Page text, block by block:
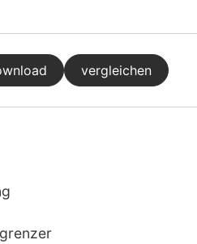
vergleichen